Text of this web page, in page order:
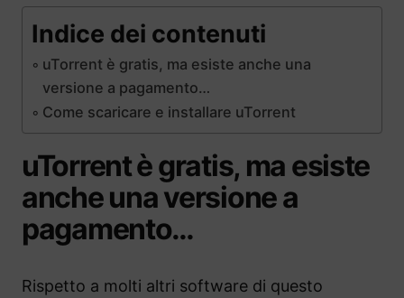
Indice dei contenuti
uTorrent è gratis, ma esiste anche una
versione a pagamento…
Come scaricare e installare uTorrent
uTorrent è gratis, ma esiste
anche una versione a
pagamento…
Rispetto a molti altri software di questo